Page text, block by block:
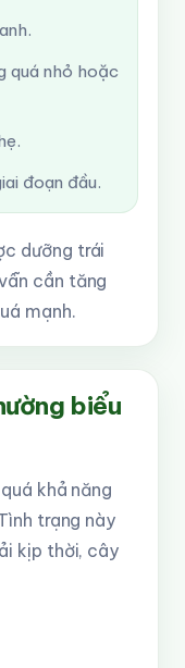
quá nhỏ hoặc
đoạn đầu.
dưỡng trái
cần tăng
mạnh.
biểu
khả năng
trạng này
kịp thời, cây